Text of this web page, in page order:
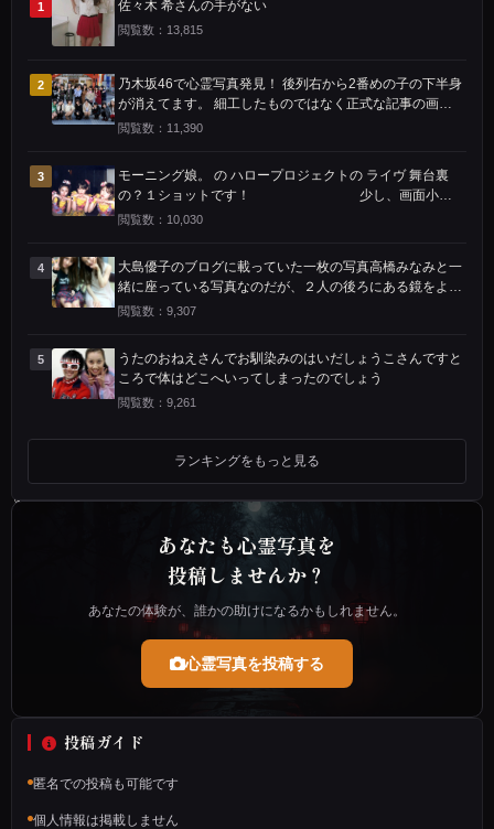
イ
ン
を
行
た。
で
影
れ
じ
ら
れ
な
1 佐々木 希さんの手がない
閲覧数：13,815
2
乃木坂46で心霊写真発見！ 後列右から2番めの子の下半身
が消えてます。 細工したものではなく正式な記事の画像
です。
閲覧数：11,390
3
モーニング娘。 の ハロープロジェクトの ライヴ 舞台裏
の？１ショットです！ 少し、画面小さ
く 見辛いかも 知れませんが…恐ろしいモノが 映り込んで
閲覧数：10,030
4
大島優子のブログに載っていた一枚の写真高橋みなみと一
緒に座っている写真なのだが、２人の後ろにある鏡をよ～
く見てほしい大島優子の右手は後ろで椅子についているよ
閲覧数：9,307
5
うたのおねえさんでお馴染みのはいだしょうこさんですと
ころで体はどこへいってしまったのでしょう
閲覧数：9,261
ランキングをもっと見る
あなたも心霊写真を
投稿しませんか？
あなたの体験が、誰かの助けになるかもしれません。
心霊写真を投稿する
投稿ガイド
匿名での投稿も可能です
個人情報は掲載しません